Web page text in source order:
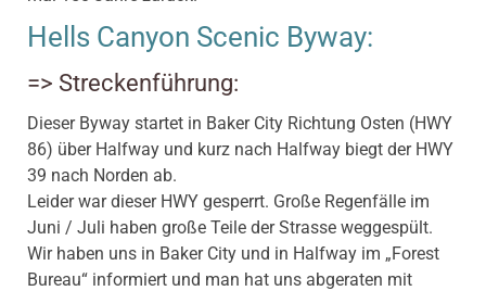
Hells Canyon Scenic Byway:
=> Streckenführung:
Dieser Byway startet in Baker City Richtung Osten (HWY
86) über Halfway und kurz nach Halfway biegt der HWY
39 nach Norden ab.
Leider war dieser HWY gesperrt. Große Regenfälle im
Juni / Juli haben große Teile der Strasse weggespült.
Wir haben uns in Baker City und in Halfway im „Forest
Bureau“ informiert und man hat uns abgeraten mit